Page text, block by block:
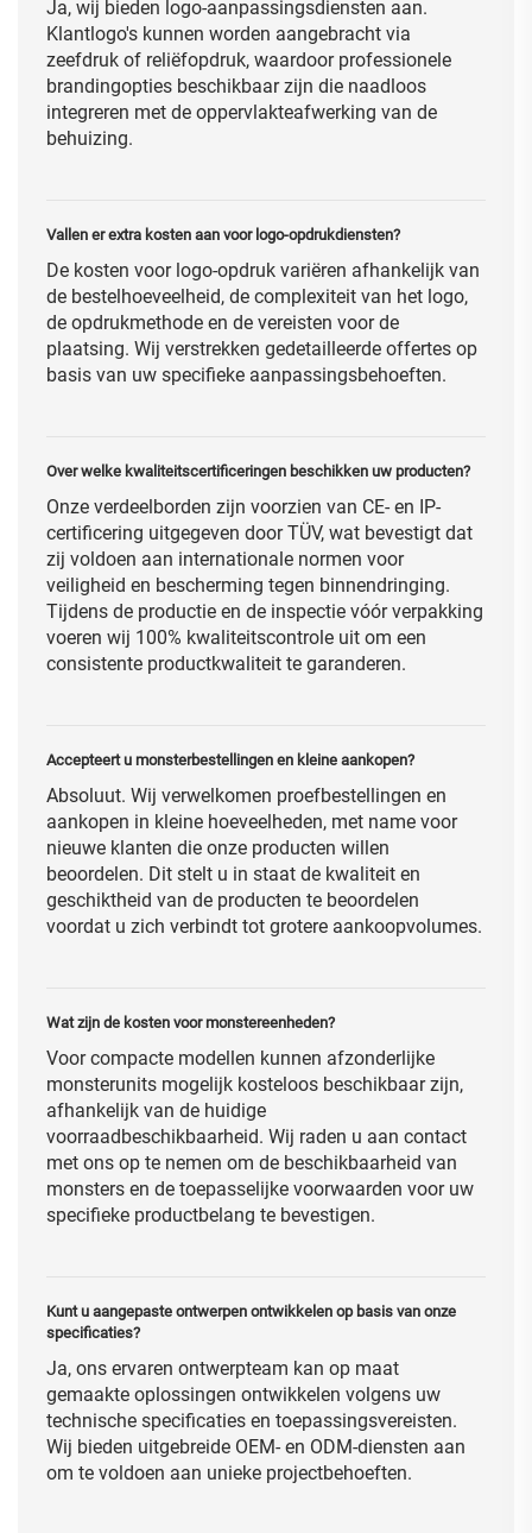
Ja, wij bieden logo-aanpassingsdiensten aan.
Klantlogo's kunnen worden aangebracht via
zeefdruk of reliëfopdruk, waardoor professionele
brandingopties beschikbaar zijn die naadloos
integreren met de oppervlakteafwerking van de
behuizing.
Vallen er extra kosten aan voor logo-opdrukdiensten?
De kosten voor logo-opdruk variëren afhankelijk van
de bestelhoeveelheid, de complexiteit van het logo,
de opdrukmethode en de vereisten voor de
plaatsing. Wij verstrekken gedetailleerde offertes op
basis van uw specifieke aanpassingsbehoeften.
Over welke kwaliteitscertificeringen beschikken uw producten?
Onze verdeelborden zijn voorzien van CE- en IP-
certificering uitgegeven door TÜV, wat bevestigt dat
zij voldoen aan internationale normen voor
veiligheid en bescherming tegen binnendringing.
Tijdens de productie en de inspectie vóór verpakking
voeren wij 100% kwaliteitscontrole uit om een
consistente productkwaliteit te garanderen.
Accepteert u monsterbestellingen en kleine aankopen?
Absoluut. Wij verwelkomen proefbestellingen en
aankopen in kleine hoeveelheden, met name voor
nieuwe klanten die onze producten willen
beoordelen. Dit stelt u in staat de kwaliteit en
geschiktheid van de producten te beoordelen
voordat u zich verbindt tot grotere aankoopvolumes.
Wat zijn de kosten voor monstereenheden?
Voor compacte modellen kunnen afzonderlijke
monsterunits mogelijk kosteloos beschikbaar zijn,
afhankelijk van de huidige
voorraadbeschikbaarheid. Wij raden u aan contact
met ons op te nemen om de beschikbaarheid van
monsters en de toepasselijke voorwaarden voor uw
specifieke productbelang te bevestigen.
Kunt u aangepaste ontwerpen ontwikkelen op basis van onze
specificaties?
Ja, ons ervaren ontwerpteam kan op maat
gemaakte oplossingen ontwikkelen volgens uw
technische specificaties en toepassingsvereisten.
Wij bieden uitgebreide OEM- en ODM-diensten aan
om te voldoen aan unieke projectbehoeften.